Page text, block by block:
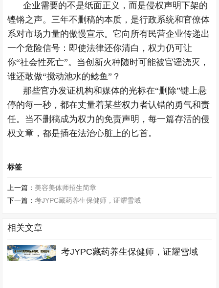
企业需要的不是纸面正义，而是侵权声明下架的
铿锵之声。三年不删稿的本质，是行政系统和官僚体
系对市场力量的傲慢宣示。它向所有民营企业传递出
一个危险信号：即使法律还你清白，权力仍可让
你“社会性死亡”。当创新火种随时可能被官谣浇灭，
谁还敢做“搅动池水的鲶鱼”？
那些官办发证机构和媒体的光标在“删除”键上悬
停的每一秒，都在丈量着某些权力者认错的勇气和责
任。当不删稿成为权力的免责声明，每一篇存活的侵
权文章，都是插在法治心脏上的匕首。
标签
上一篇： 美容美体师招生简章
下一篇：考JYPC藏药养生保健师，证耀雪域
相关文章
考JYPC藏药养生保健师，证耀雪域